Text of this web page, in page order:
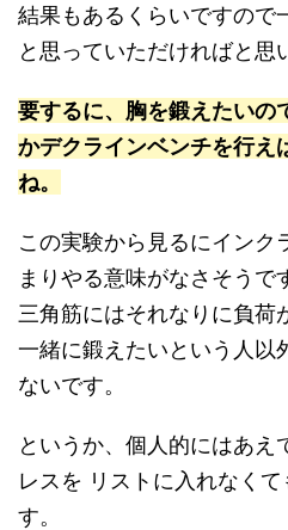
結果もあるくらいですので
と思っていただければと思
要するに、胸を鍛えたいの
かデクラインベンチを行え
ね。
この実験から見るにインク
まりやる意味がなさそうで
三角筋にはそれなりに負荷
一緒に鍛えたいという人以
ないです。
というか、個人的にはあえ
レスを リストに入れなく
す。